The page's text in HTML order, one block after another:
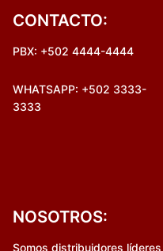
CONTACTO:
PBX: +502 4444-4444
WHATSAPP: +502 3333-
3333
NOSOTROS:
Somos distribuidores líderes